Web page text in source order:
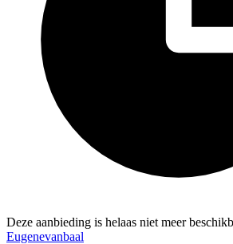
Deze aanbieding is helaas niet meer
Eugenevanbaal